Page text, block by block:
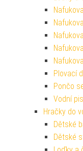
Plovací
Pončo
Vodní
Hračky do
Dětské
Dětské